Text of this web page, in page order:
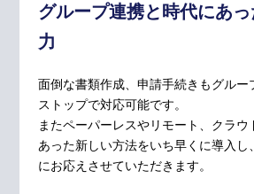
グループ連携と時代にあ
力
面倒な書類作成、申請手続きもグルー
ストップで対応可能です。
またペーパーレスやリモート、クラウ
あった新しい方法をいち早くに導入し
にお応えさせていただきます。